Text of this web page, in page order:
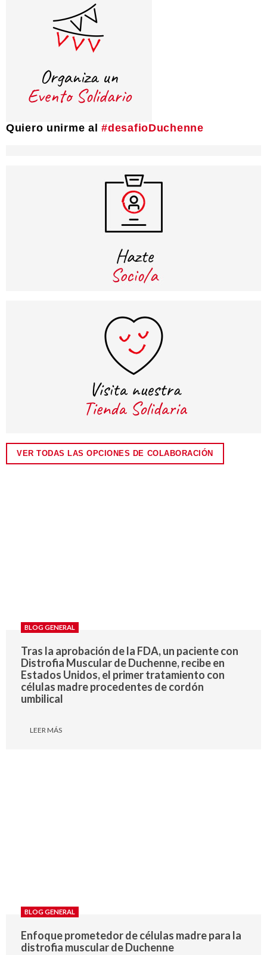
BLOG GENERAL
Tras la aprobación de la FDA, un paciente con
Distrofia Muscular de Duchenne, recibe en
Estados Unidos, el primer tratamiento con
células madre procedentes de cordón
umbilical
LEER MÁS
BLOG GENERAL
Enfoque prometedor de células madre para la
distrofia muscular de Duchenne
Quiero unirme al#desafioDuchenne
VER TODAS LAS OPCIONES DE COLABORACIÓN